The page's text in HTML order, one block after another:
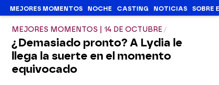
MEJORES MOMENTOS NOCHE CASTING NOTICIAS SOBRE
MEJORES MOMENTOS | 14 DE OCTUBRE
¿Demasiado pronto? A Lydia le
llega la suerte en el momento
equivocado